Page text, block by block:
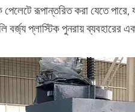
পেলেটে রূপান্তরিত করা যেতে
বর্জ্য প্লাস্টিক পুনরায় ব্যবহারের